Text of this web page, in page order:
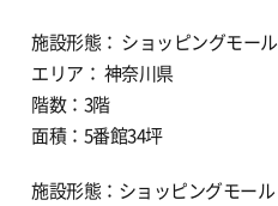
施設形態： ショッピングモール
エリア： 神奈川県
階数：3階
面積：5番館34坪
施設形態：ショッピングモール